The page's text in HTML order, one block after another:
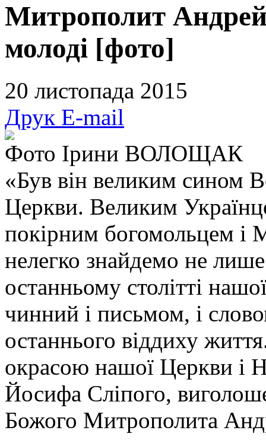
Митрополит
молоді [фото]
20 листопада 2015
Друк E-mail
Фото Ірини ВОЛОЩАК
«Був він великим сином
Церкви. Великим
покірним богомольцем і
нелегко знайдемо не лише
останньому столітті
чинний і письмом, і
останнього віддиху
окрасою нашої Церкви і
Йосифа Сліпого,
Божого Митрополита